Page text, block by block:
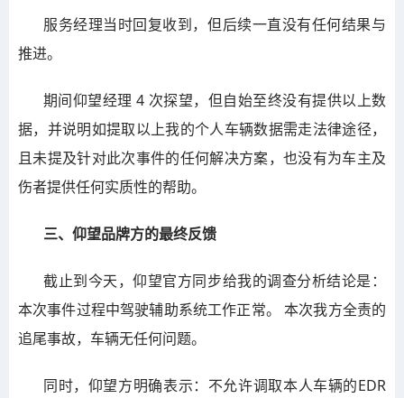
服务经理当时回复收到，但后续一直没有任何结果与
推进。
期间仰望经理 4 次探望，但自始至终没有提供以上数
据，并说明如提取以上我的个人车辆数据需走法律途径，
且未提及针对此次事件的任何解决方案，也没有为车主及
伤者提供任何实质性的帮助。
三、仰望品牌方的最终反馈
截止到今天，仰望官方同步给我的调查分析结论是：
本次事件过程中驾驶辅助系统工作正常。 本次我方全责的
追尾事故，车辆无任何问题。
同时，仰望方明确表示：不允许调取本人车辆的EDR